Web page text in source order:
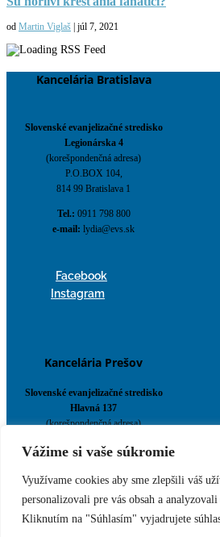
Vážime si vaše súkromie
Využívame cookies aby sme zlepšili váš
personalizovali pre vás obsah a analyzovali
Kliknutím na "Súhlasím" vyjadrujete
od Martin Viglaš júl 7, 2021
Kancelária Bratislava
Slovenské evanjelizačné stredisko
Legionárska 4
(korešpondenčná adresa)
P.O.BOX 104,
814 99 Bratislava 1
Tel.: 0911 798 800
e-mail: lydia@evs.sk
Facebook
Instagram
Kancelária Prešov
Slovenské evanjelizačné stredisko
Hlavná 137
(korešpondenčná adresa)
080 01 Prešov
Tel.: 0911 784 800
e-mail: evs@evs.sk
Spotify podcast